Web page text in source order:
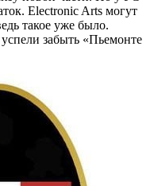
Electronic Arts могут
такое уже было.
забыть «Пьемонте